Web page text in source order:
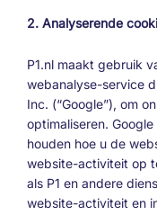
2. Analyserende
P1.nl maakt gebruik
webanalyse-service
Inc. (“Google”), om
optimaliseren.
houden hoe u de
website-activiteit op
als P1 en andere
website-activiteit en